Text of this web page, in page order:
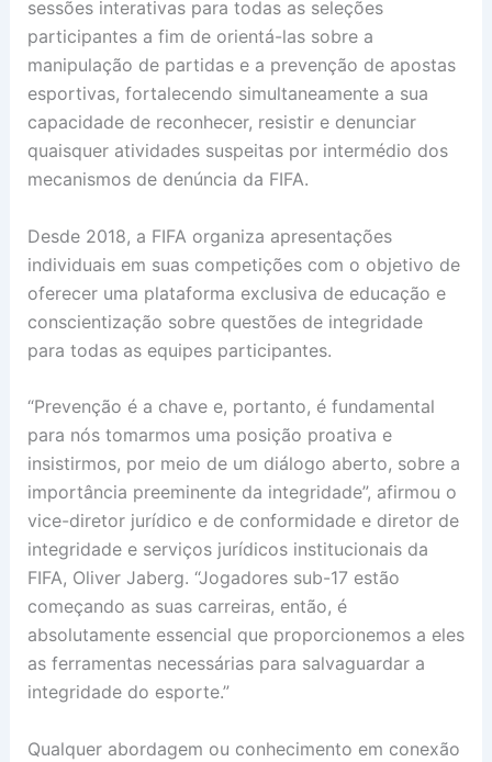
sessões interativas para todas as seleções
participantes a fim de orientá-las sobre a
manipulação de partidas e a prevenção de apostas
esportivas, fortalecendo simultaneamente a sua
capacidade de reconhecer, resistir e denunciar
quaisquer atividades suspeitas por intermédio dos
mecanismos de denúncia da FIFA.
Desde 2018, a FIFA organiza apresentações
individuais em suas competições com o objetivo de
oferecer uma plataforma exclusiva de educação e
conscientização sobre questões de integridade
para todas as equipes participantes.
“Prevenção é a chave e, portanto, é fundamental
para nós tomarmos uma posição proativa e
insistirmos, por meio de um diálogo aberto, sobre a
importância preeminente da integridade”, afirmou o
vice-diretor jurídico e de conformidade e diretor de
integridade e serviços jurídicos institucionais da
FIFA, Oliver Jaberg. “Jogadores sub-17 estão
começando as suas carreiras, então, é
absolutamente essencial que proporcionemos a eles
as ferramentas necessárias para salvaguardar a
integridade do esporte.”
Qualquer abordagem ou conhecimento em conexão